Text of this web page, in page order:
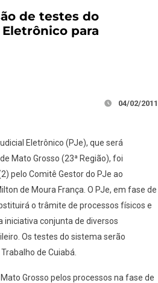
de testes do
para
04/02/2011
Eletrônico (PJe), que será
Mato Grosso (23ª Região), foi
pelo Comitê Gestor do PJe ao
de Moura França. O PJe, em fase de
o trâmite de processos físicos e
conjunta de diversos
Os testes do sistema serão
de Cuiabá.
Grosso pelos processos na fase de